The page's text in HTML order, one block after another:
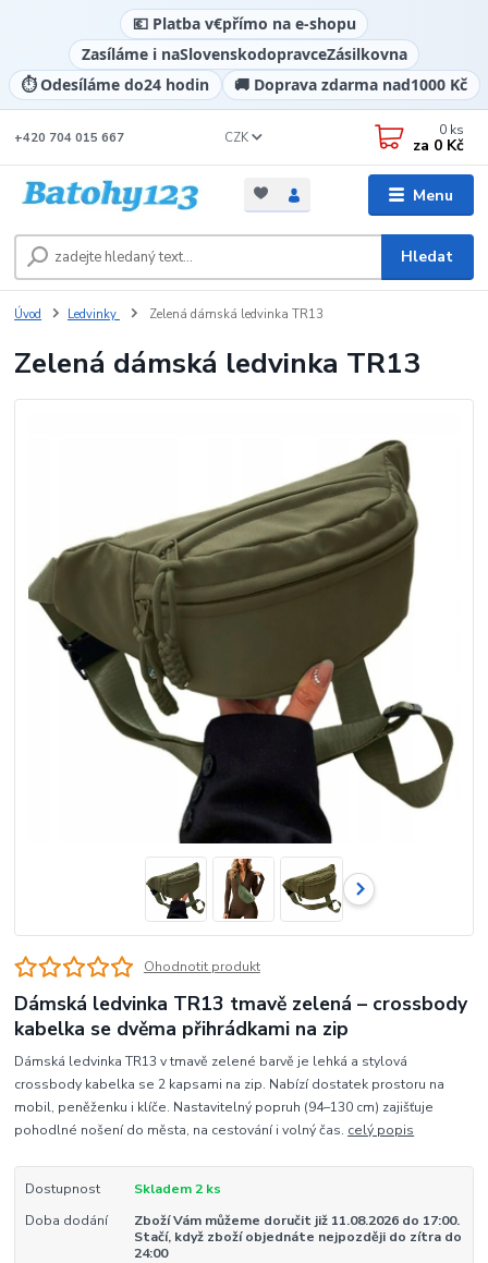
💶 Platba v€přímo na e-shopu
Zasíláme i naSlovenskodopravceZásilkovna
⏱️ Odesíláme do24 hodin 🚚 Doprava zdarma nad1000 Kč
Menu
CZK
Hledat
+420 704 015 667 0 ks
za 0 Kč
Úvod Ledvinky Zelená dámská ledvinka TR13
Zelená dámská ledvinka TR13
Ohodnotit produkt
Dámská ledvinka TR13 tmavě zelená – crossbody
kabelka se dvěma přihrádkami na zip
Dámská ledvinka TR13 v tmavě zelené barvě je lehká a stylová
crossbody kabelka se 2 kapsami na zip. Nabízí dostatek prostoru na
mobil, peněženku i klíče. Nastavitelný popruh (94–130 cm) zajišťuje
pohodlné nošení do města, na cestování i volný čas. celý popis
Dostupnost
Skladem 2 ks
Doba dodání
Zboží Vám můžeme doručit již 11.08.2026 do 17:00.
Stačí, když zboží objednáte nejpozději do zítra do
24:00